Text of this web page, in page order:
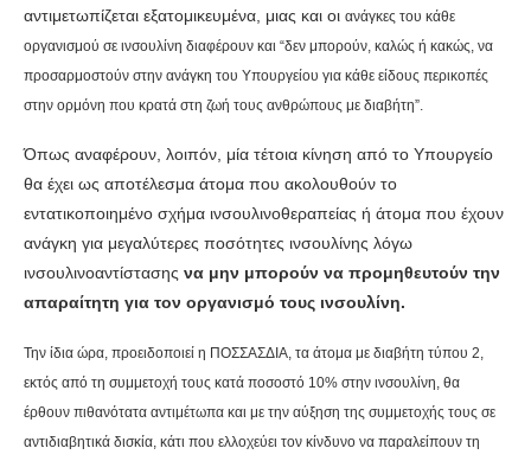
αντιμετωπίζεται εξατομικευμένα, μιας και οι ανάγκες του κάθε
οργανισμού σε ινσουλίνη διαφέρουν και “δεν μπορούν, καλώς ή κακώς, να
προσαρμοστούν στην ανάγκη του Υπουργείου για κάθε είδους περικοπές
στην ορμόνη που κρατά στη ζωή τους ανθρώπους με διαβήτη”.
Όπως αναφέρουν, λοιπόν, μία τέτοια κίνηση από το Υπουργείο
θα έχει ως αποτέλεσμα άτομα που ακολουθούν το
εντατικοποιημένο σχήμα ινσουλινοθεραπείας ή άτομα που έχουν
ανάγκη για μεγαλύτερες ποσότητες ινσουλίνης λόγω
ινσουλινοαντίστασης να μην μπορούν να προμηθευτούν την
απαραίτητη για τον οργανισμό τους ινσουλίνη.
Την ίδια ώρα, προειδοποιεί η ΠΟΣΣΑΣΔΙΑ, τα άτομα με διαβήτη τύπου 2,
εκτός από τη συμμετοχή τους κατά ποσοστό 10% στην ινσουλίνη, θα
έρθουν πιθανότατα αντιμέτωπα και με την αύξηση της συμμετοχής τους σε
αντιδιαβητικά δισκία, κάτι που ελλοχεύει τον κίνδυνο να παραλείπουν τη